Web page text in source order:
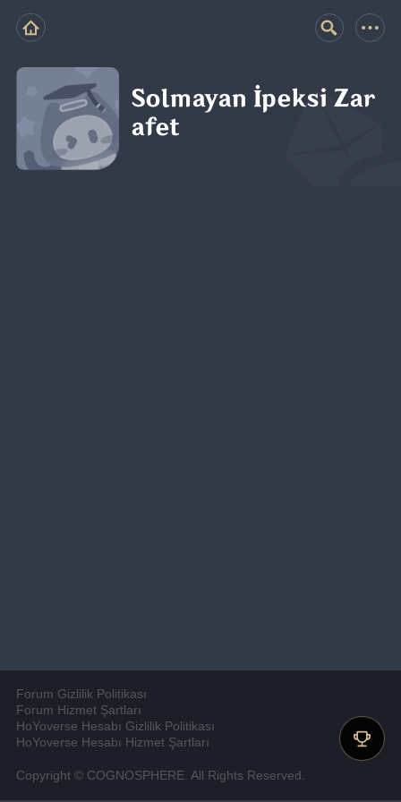
Solmayan İpeksi Zar
afet
Forum Gizlilik Politikası
Forum Hizmet Şartları
HoYoverse Hesabı Gizlilik Politikası
HoYoverse Hesabı Hizmet Şartları
Copyright © COGNOSPHERE. All Rights Reserved.